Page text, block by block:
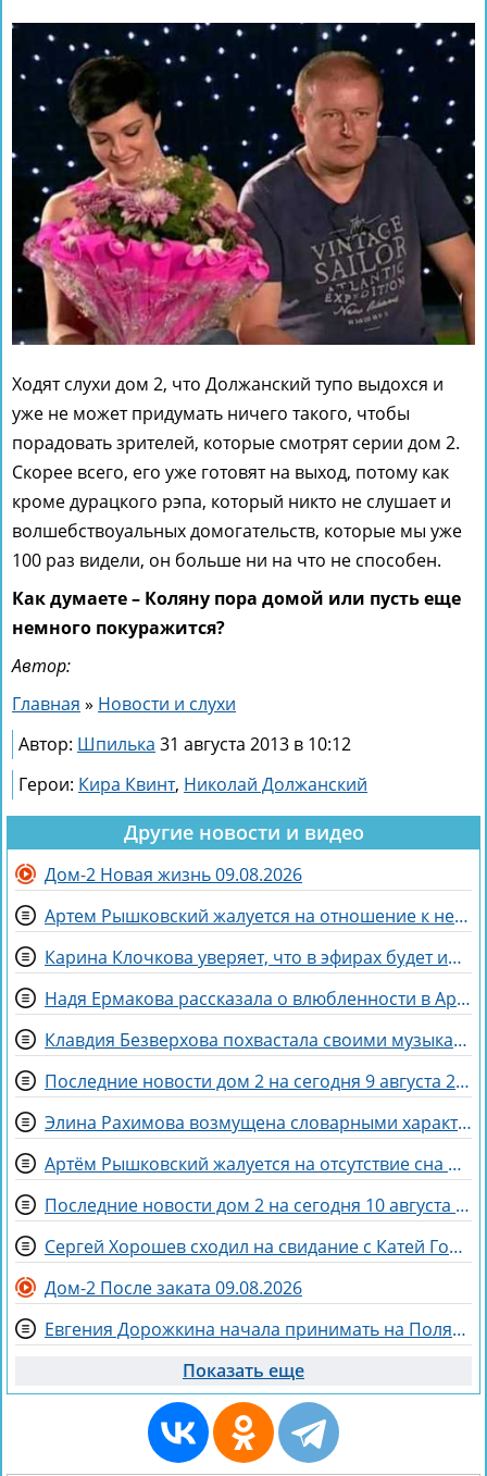
Ходят слухи дом 2, что Должанский тупо выдохся и
уже не может придумать ничего такого, чтобы
порадовать зрителей, которые смотрят серии дом 2.
Скорее всего, его уже готовят на выход, потому как
кроме дурацкого рэпа, который никто не слушает и
волшебствоуальных домогательств, которые мы уже
100 раз видели, он больше ни на что не способен.
Как думаете – Коляну пора домой или пусть еще
немного покуражится?
Автор:
Главная » Новости и слухи
Автор: Шпилька 31 августа 2013 в 10:12
Герои: Кира Квинт, Николай Должанский
Другие новости и видео
Дом-2 Новая жизнь 09.08.2026
Артем Рышковский жалуется на отношение к нему Гракович и Герасимова
Карина Клочкова уверяет, что в эфирах будет интересна её пара с Евгением Петуховым
Надя Ермакова рассказала о влюбленности в Артёма Рышковского
Клавдия Безверхова похвастала своими музыкальными успехами
Последние новости дом 2 на сегодня 9 августа 2026
Элина Рахимова возмущена словарными характеристиками со стороны Насти Ромашовой
Артём Рышковский жалуется на отсутствие сна из-за Нади Ермаковой
Последние новости дом 2 на сегодня 10 августа 2026
Сергей Хорошев сходил на свидание с Катей Гориной
Дом-2 После заката 09.08.2026
Евгения Дорожкина начала принимать на Поляне первых клиенток
Показать еще